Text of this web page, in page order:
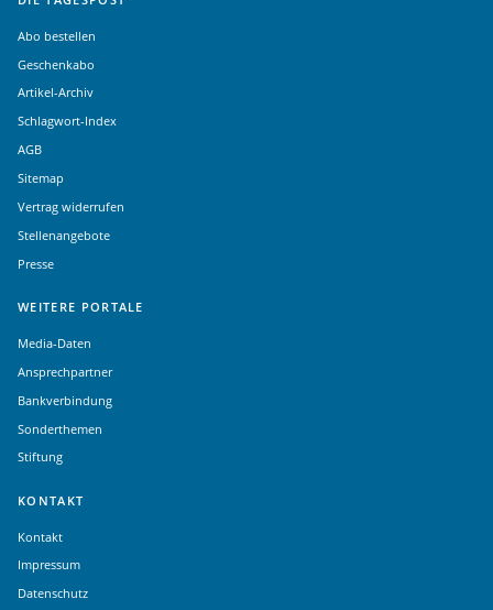
Abo bestellen
Geschenkabo
Artikel-Archiv
Schlagwort-Index
AGB
Sitemap
Vertrag widerrufen
Stellenangebote
Presse
WEITERE PORTALE
Media-Daten
Ansprechpartner
Bankverbindung
Sonderthemen
Stiftung
KONTAKT
Kontakt
Impressum
Datenschutz